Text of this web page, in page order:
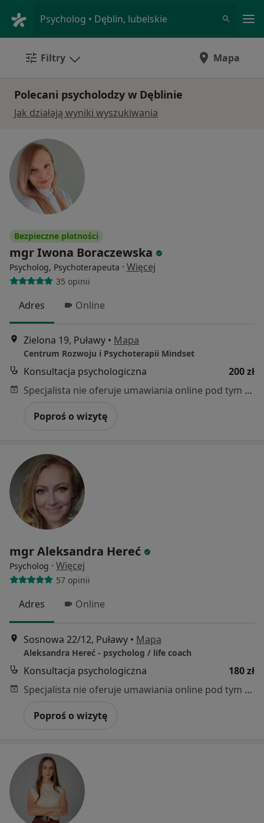
Psycholog • Dęblin, lubelskie
Filtry Mapa
Polecani psycholodzy w Dęblinie
Jak działają wyniki wyszukiwania
Bezpieczne płatności
mgr Iwona Boraczewska
Psycholog, Psychoterapeuta · Więcej
35 opinii
Adres Online
Zielona 19, Puławy • Mapa
Centrum Rozwoju i Psychoterapii Mindset
Konsultacja psychologiczna
200 zł
Specjalista nie oferuje umawiania online pod tym adresem.
Poproś o wizytę
mgr Aleksandra Hereć
Psycholog · Więcej
57 opinii
Adres Online
Sosnowa 22/12, Puławy • Mapa
Aleksandra Hereć - psycholog / life coach
Konsultacja psychologiczna
180 zł
Specjalista nie oferuje umawiania online pod tym adresem.
Poproś o wizytę